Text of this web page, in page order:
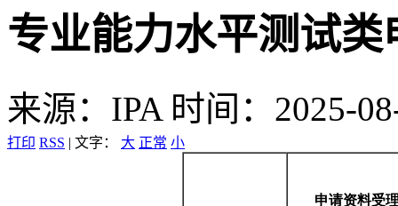
专业能力水平测试类
来源：IPA 时间：2025-
打印 RSS | 文字： 大 正常 小
申请资料受